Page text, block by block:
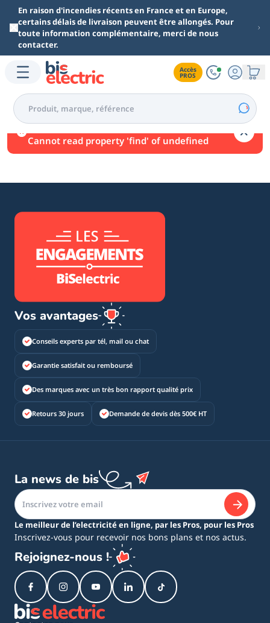
Aller au contenu principal
En raison d'incendies récents en France et en Europe,
certains délais de livraison peuvent être allongés. Pour
toute information complémentaire, merci de nous
contacter.
Accès
PROS
Une erreur est survenue.
Cannot read property 'find' of undefined
Vos avantages
Conseils experts par tél, mail ou chat
Garantie satisfait ou remboursé
Des marques avec un très bon rapport qualité prix
Retours 30 jours Demande de devis dès 500€ HT
La news de bis
Le meilleur de l’electricité en ligne, par les Pros, pour les Pros
Inscrivez-vous pour recevoir nos bons plans et nos actus.
Rejoignez-nous !